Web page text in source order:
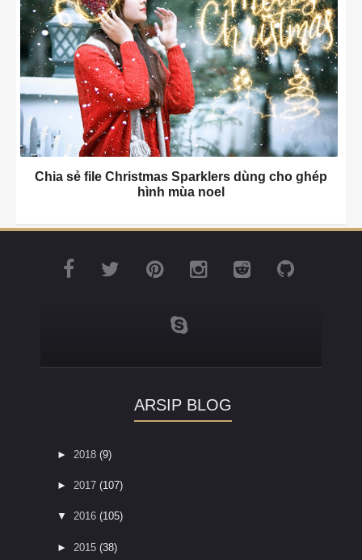
Chia sẻ file Christmas Sparklers dùng cho ghép
hình mùa noel
ARSIP BLOG
► 2018 (9)
► 2017 (107)
▼ 2016 (105)
► 2015 (38)